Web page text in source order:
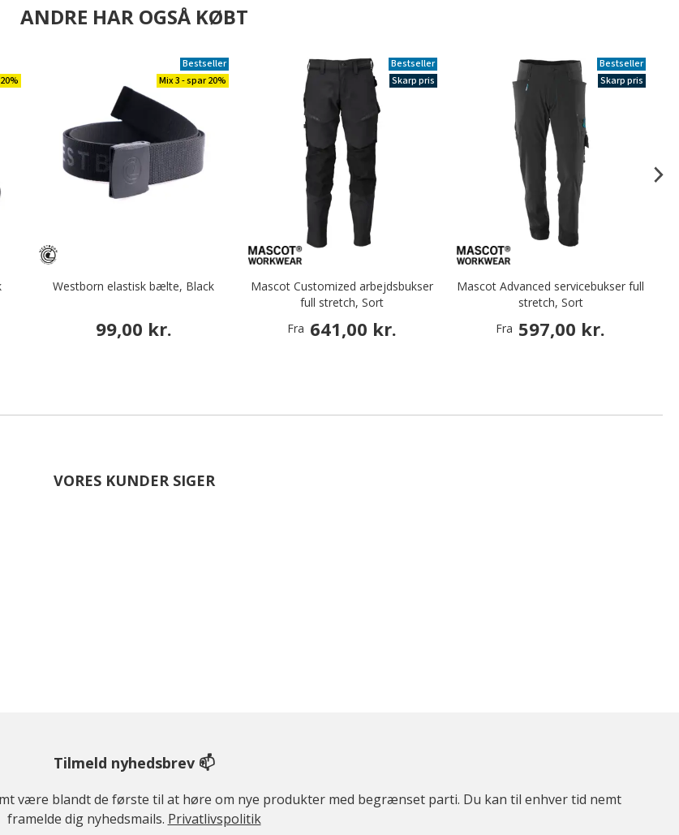
ANDRE HAR OGSÅ KØBT
Bestseller
Mix 3 - spar 20%
Westborn elastisk bælte, Black
99,00 kr.
Bestseller
Skarp pris
Mascot Customized arbejdsbukser
full stretch, Sort
Fra 641,00 kr.
Bestseller
Skarp pris
Mascot Advanced servicebukser full
stretch, Sort
Fra 597,00 kr.
VORES KUNDER SIGER
Tilmeld nyhedsbrev 📫
være blandt de første til at høre om nye produkter med begrænset parti. Du kan til enhver tid nemt
framelde dig nyhedsmails. Privatlivspolitik